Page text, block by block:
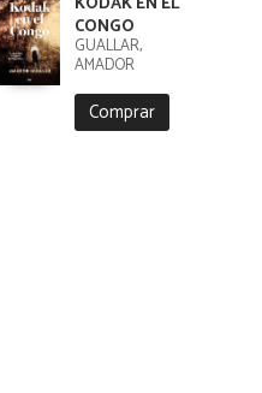
CONGO
GUALLAR,
AMADOR
Comprar